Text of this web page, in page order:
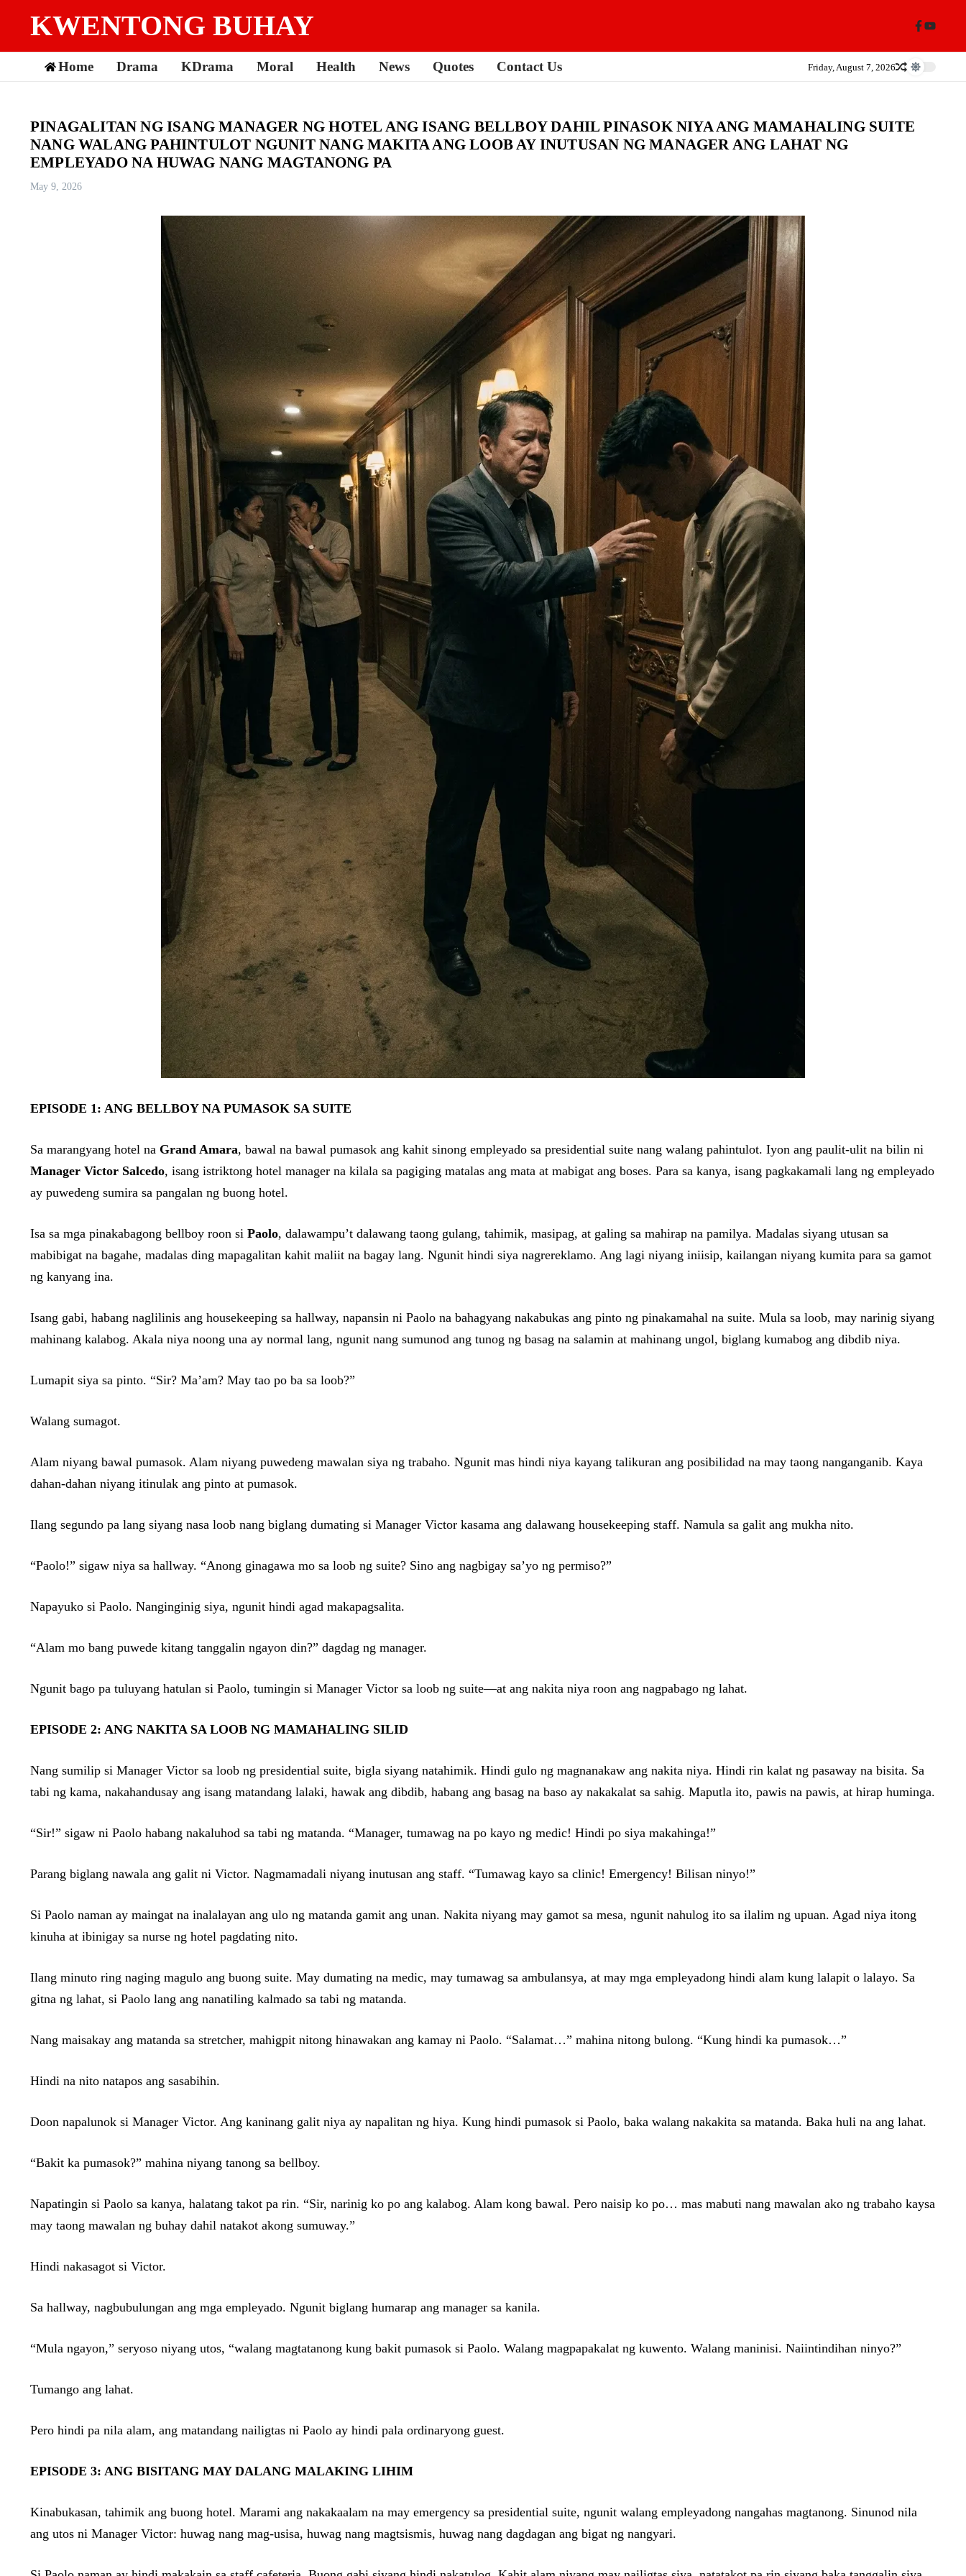
KWENTONG BUHAY
Home Drama KDrama Moral Health News Quotes Contact Us Friday, August 7, 2026
PINAGALITAN NG ISANG MANAGER NG HOTEL ANG ISANG BELLBOY DAHIL PINASOK NIYA ANG MAMAHALING SUITE
NANG WALANG PAHINTULOT NGUNIT NANG MAKITA ANG LOOB AY INUTUSAN NG MANAGER ANG LAHAT NG
EMPLEYADO NA HUWAG NANG MAGTANONG PA
May 9, 2026
EPISODE 1: ANG BELLBOY NA PUMASOK SA SUITE
Sa marangyang hotel na Grand Amara, bawal na bawal pumasok ang kahit sinong empleyado sa presidential suite nang walang pahintulot. Iyon ang paulit-ulit na bilin ni
Manager Victor Salcedo, isang istriktong hotel manager na kilala sa pagiging matalas ang mata at mabigat ang boses. Para sa kanya, isang pagkakamali lang ng empleyado
ay puwedeng sumira sa pangalan ng buong hotel.
Isa sa mga pinakabagong bellboy roon si Paolo, dalawampu’t dalawang taong gulang, tahimik, masipag, at galing sa mahirap na pamilya. Madalas siyang utusan sa
mabibigat na bagahe, madalas ding mapagalitan kahit maliit na bagay lang. Ngunit hindi siya nagrereklamo. Ang lagi niyang iniisip, kailangan niyang kumita para sa gamot
ng kanyang ina.
Isang gabi, habang naglilinis ang housekeeping sa hallway, napansin ni Paolo na bahagyang nakabukas ang pinto ng pinakamahal na suite. Mula sa loob, may narinig siyang
mahinang kalabog. Akala niya noong una ay normal lang, ngunit nang sumunod ang tunog ng basag na salamin at mahinang ungol, biglang kumabog ang dibdib niya.
Lumapit siya sa pinto. “Sir? Ma’am? May tao po ba sa loob?”
Walang sumagot.
Alam niyang bawal pumasok. Alam niyang puwedeng mawalan siya ng trabaho. Ngunit mas hindi niya kayang talikuran ang posibilidad na may taong nanganganib. Kaya
dahan-dahan niyang itinulak ang pinto at pumasok.
Ilang segundo pa lang siyang nasa loob nang biglang dumating si Manager Victor kasama ang dalawang housekeeping staff. Namula sa galit ang mukha nito.
“Paolo!” sigaw niya sa hallway. “Anong ginagawa mo sa loob ng suite? Sino ang nagbigay sa’yo ng permiso?”
Napayuko si Paolo. Nanginginig siya, ngunit hindi agad makapagsalita.
“Alam mo bang puwede kitang tanggalin ngayon din?” dagdag ng manager.
Ngunit bago pa tuluyang hatulan si Paolo, tumingin si Manager Victor sa loob ng suite—at ang nakita niya roon ang nagpabago ng lahat.
EPISODE 2: ANG NAKITA SA LOOB NG MAMAHALING SILID
Nang sumilip si Manager Victor sa loob ng presidential suite, bigla siyang natahimik. Hindi gulo ng magnanakaw ang nakita niya. Hindi rin kalat ng pasaway na bisita. Sa
tabi ng kama, nakahandusay ang isang matandang lalaki, hawak ang dibdib, habang ang basag na baso ay nakakalat sa sahig. Maputla ito, pawis na pawis, at hirap huminga.
“Sir!” sigaw ni Paolo habang nakaluhod sa tabi ng matanda. “Manager, tumawag na po kayo ng medic! Hindi po siya makahinga!”
Parang biglang nawala ang galit ni Victor. Nagmamadali niyang inutusan ang staff. “Tumawag kayo sa clinic! Emergency! Bilisan ninyo!”
Si Paolo naman ay maingat na inalalayan ang ulo ng matanda gamit ang unan. Nakita niyang may gamot sa mesa, ngunit nahulog ito sa ilalim ng upuan. Agad niya itong
kinuha at ibinigay sa nurse ng hotel pagdating nito.
Ilang minuto ring naging magulo ang buong suite. May dumating na medic, may tumawag sa ambulansya, at may mga empleyadong hindi alam kung lalapit o lalayo. Sa
gitna ng lahat, si Paolo lang ang nanatiling kalmado sa tabi ng matanda.
Nang maisakay ang matanda sa stretcher, mahigpit nitong hinawakan ang kamay ni Paolo. “Salamat…” mahina nitong bulong. “Kung hindi ka pumasok…”
Hindi na nito natapos ang sasabihin.
Doon napalunok si Manager Victor. Ang kaninang galit niya ay napalitan ng hiya. Kung hindi pumasok si Paolo, baka walang nakakita sa matanda. Baka huli na ang lahat.
“Bakit ka pumasok?” mahina niyang tanong sa bellboy.
Napatingin si Paolo sa kanya, halatang takot pa rin. “Sir, narinig ko po ang kalabog. Alam kong bawal. Pero naisip ko po… mas mabuti nang mawalan ako ng trabaho kaysa
may taong mawalan ng buhay dahil natakot akong sumuway.”
Hindi nakasagot si Victor.
Sa hallway, nagbubulungan ang mga empleyado. Ngunit biglang humarap ang manager sa kanila.
“Mula ngayon,” seryoso niyang utos, “walang magtatanong kung bakit pumasok si Paolo. Walang magpapakalat ng kuwento. Walang maninisi. Naiintindihan ninyo?”
Tumango ang lahat.
Pero hindi pa nila alam, ang matandang nailigtas ni Paolo ay hindi pala ordinaryong guest.
EPISODE 3: ANG BISITANG MAY DALANG MALAKING LIHIM
Kinabukasan, tahimik ang buong hotel. Marami ang nakakaalam na may emergency sa presidential suite, ngunit walang empleyadong nangahas magtanong. Sinunod nila
ang utos ni Manager Victor: huwag nang mag-usisa, huwag nang magtsismis, huwag nang dagdagan ang bigat ng nangyari.